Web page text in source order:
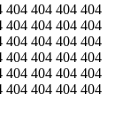
404 404 404 404
404 404 404 404
404 404 404 404
404 404 404 404
404 404 404 404
404 404 404 404